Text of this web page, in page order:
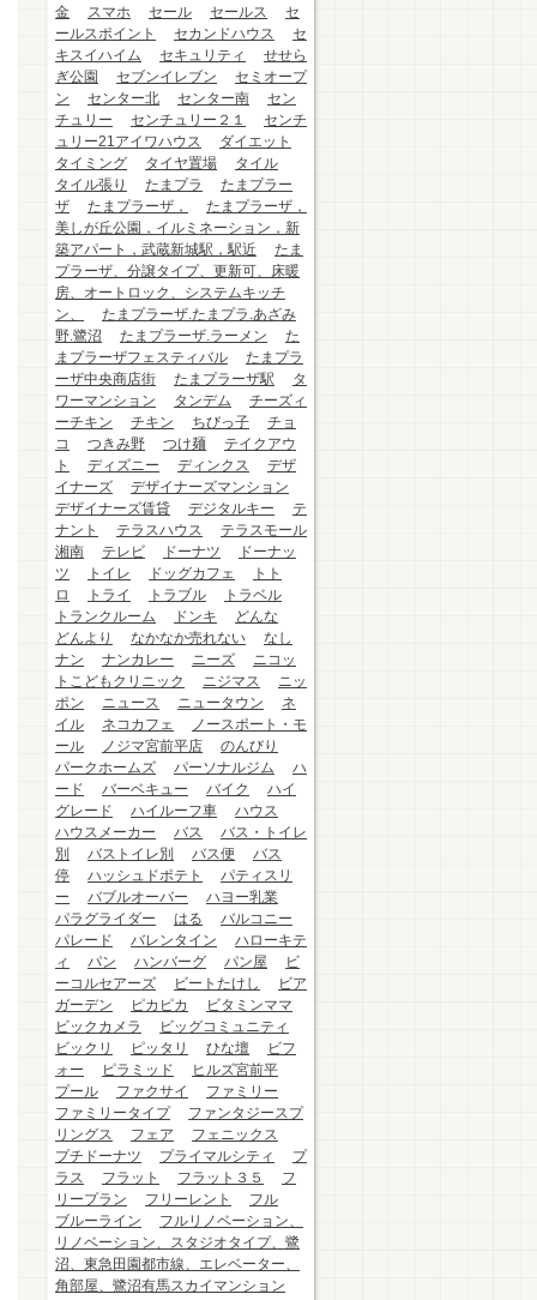
金
スマホ セール セールス
セ
ールスポイント
セカンドハウス
セ
キスイハイム
セキュリティ
せせら
ぎ公園
セブンイレブン
セミオープ
ン
センター北 センター南
セン
チュリー
センチュリー２１
センチ
ュリー21アイワハウス
ダイエット
タイミング
タイヤ置場
タイル
タイル張り
たまプラ
たまプラー
ザ
たまプラーザ，
たまプラーザ，
美しが丘公園，イルミネーション，新
築アパート，武蔵新城駅，駅近
たま
プラーザ、分譲タイプ、更新可、床暖
房、オートロック、システムキッチ
ン、
たまプラーザ.たまプラ.あざみ
野.鷺沼
たまプラーザ.ラーメン
た
まプラーザフェスティバル
たまプラ
ーザ中央商店街
たまプラーザ駅
タ
ワーマンション
タンデム
チーズィ
ーチキン
チキン ちびっ子
チョ
コ
つきみ野 つけ麺
テイクアウ
ト
ディズニー ディンクス
デザ
イナーズ
デザイナーズマンション
デザイナーズ賃貸
デジタルキー
テ
ナント
テラスハウス
テラスモール
湘南
テレビ ドーナツ
ドーナッ
ツ
トイレ ドッグカフェ
トト
ロ
トライ トラブル
トラベル
トランクルーム
ドンキ
どんな
どんより
なかなか売れない
なし
ナン
ナンカレー ニーズ
ニコッ
トこどもクリニック
ニジマス
ニッ
ポン
ニュース ニュータウン
ネ
イル
ネコカフェ
ノースポート・モ
ール
ノジマ宮前平店
のんびり
パークホームズ
パーソナルジム
ハ
ード
バーベキュー バイク
ハイ
グレード
ハイルーフ車
ハウス
ハウスメーカー
バス
バス・トイレ
別
バストイレ別 バス便
バス
停
ハッシュドポテト
パティスリ
ー
バブルオーバー
ハヨー乳業
パラグライダー
はる
バルコニー
パレード
バレンタイン
ハローキテ
ィ
パン ハンバーグ パン屋
ビ
ーコルセアーズ
ビートたけし
ビア
ガーデン
ピカピカ
ビタミンママ
ビックカメラ
ビッグコミュニティ
ビックリ
ピッタリ ひな壇
ビフ
ォー
ピラミッド
ヒルズ宮前平
プール
ファクサイ
ファミリー
ファミリータイプ
ファンタジースプ
リングス
フェア
フェニックス
プチドーナツ
プライマルシティ
プ
ラス
フラット フラット３５
フ
リープラン
フリーレント
フル
ブルーライン
フルリノベーション、
リノベーション、スタジオタイプ、鷺
沼、東急田園都市線、エレベーター、
角部屋、鷺沼有馬スカイマンション